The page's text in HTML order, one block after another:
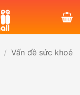
/ Vấn đề sức khoẻ